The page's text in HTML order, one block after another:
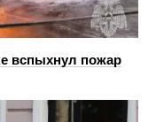
вспыхнул пожар